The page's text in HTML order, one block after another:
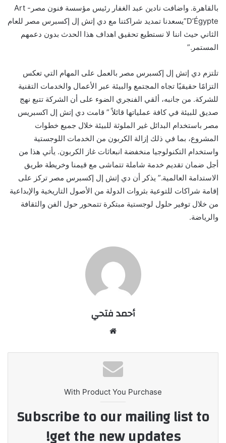
بالقاهرة. واضافت نادين عبد الغفار رئيس مؤسسة فنون مصر- Art
D’Égypte”يسعدنا تمديد شراكتنا مع دي إتش إل إكسبرس مصر للعام
الثاني حيث اننا لا نستطيع تحقيق اهداف هذا الحدث بدون دعمهم
المستمر.”
تلتزم دي إتش إل إكسبرس مصر بالعمل على المهام التي تعكس
التزامًا حقيقيًا تجاه المجتمع والبيئة عبر الأعمال والخدمات التقنية
للشركة. من جانبه، ألقي الفنجري الضوء على أن الشركة تتبع نهج
صديق للبيئة في كافة عملياتها قائلاً ” قامت دي إتش إل اكسبريس
مصر باستخدام البدائل غير الملوثة للبيئة خلال جميع خطوات
المشروع، بما في ذلك إزالة الكربون من الخدمات اللوجستية
واستخدام التكنولوجيا منخفضة انبعاثات غاز الكربون. يأتي هذا من
أجل ضمان تقديم خدمة شاملة تتماشى مع قيمنا وخريطة طريق
الاستدامة العالمية.” يذكر أن دي إتش إل إكسبرس مصر تركز على
إقامة شراكات للتوعية بثروات الدولة من الأصول التاريخية والإبداعية
من خلال توفير حلول لوجستية مبتكرة تتمحور حول الفن والثقافة
والرياضة.
أحمد فتحي
With Product You Purchase
Subscribe to our mailing list to
get the new updates!